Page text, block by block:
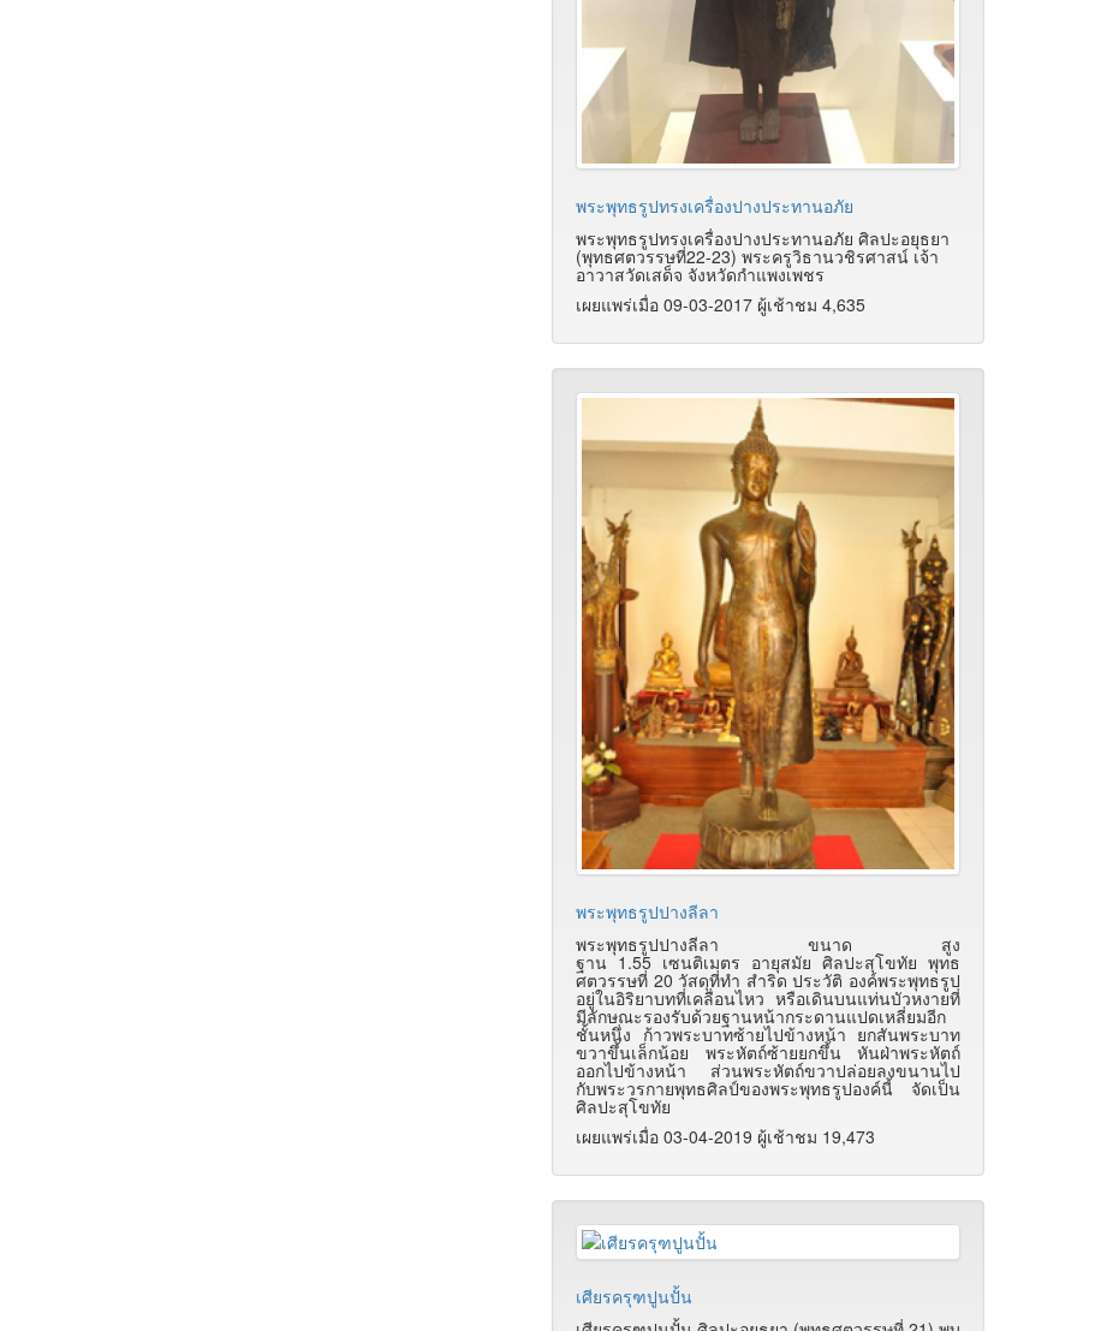
พระพุทธรูปทรงเครื่องปางประทานอภัย
พระพุทธรูปทรงเครื่องปางประทานอภัย ศิลปะอยุธยา
(พุทธศตวรรษที่22-23) พระครูวิธานวชิรศาสน์ เจ้า
อาวาสวัดเสด็จ จังหวัดกำแพงเพชร
เผยแพร่เมื่อ 09-03-2017 ผู้เช้าชม 4,635
พระพุทธรูปปางลีลา
พระพุทธรูปปางลีลา ขนาด สูง
ฐาน 1.55 เซนติเมตร อายุสมัย ศิลปะสุโขทัย พุทธ
ศตวรรษที่ 20 วัสดุที่ทำ สำริด ประวัติ องค์พระพุทธรูป
อยู่ในอิริยาบทที่เคลื่อนไหว หรือเดินบนแท่นบัวหงายที่
มีลักษณะรองรับด้วยฐานหน้ากระดานแปดเหลี่ยมอีก
ชั้นหนึ่ง ก้าวพระบาทซ้ายไปข้างหน้า ยกสันพระบาท
ขวาขึ้นเล็กน้อย พระหัตถ์ซ้ายยกขึ้น หันฝ่าพระหัตถ์
ออกไปข้างหน้า ส่วนพระหัตถ์ขวาปล่อยลงขนานไป
กับพระวรกายพุทธศิลป์ของพระพุทธรูปองค์นี้ จัดเป็น
ศิลปะสุโขทัย
เผยแพร่เมื่อ 03-04-2019 ผู้เช้าชม 19,473
เศียรครุฑปูนปั้น